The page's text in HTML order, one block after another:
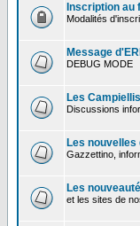
Inscription
Modalités
Message
DEBUG MODE
Les
Discussions
Les nouvelles
Gazzettino,
Les
et les sites de